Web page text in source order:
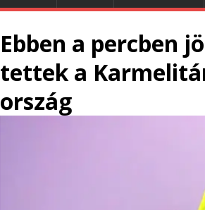
Ebben a percben
tettek a
ország